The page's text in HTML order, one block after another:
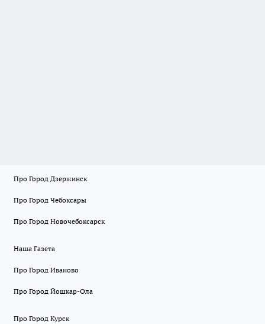
Про Город Дзержинск
Про Город Чебоксары
Про Город Новочебоксарск
Наша Газета
Про Город Иваново
Про Город Йошкар-Ола
Про Город Курск